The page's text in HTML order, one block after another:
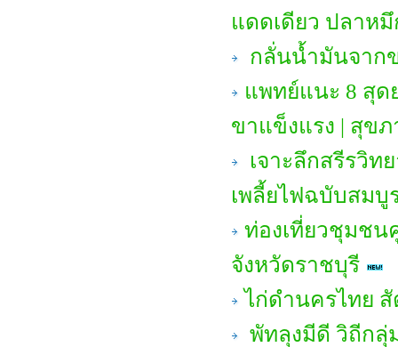
แดดเดียว ปลาหมึ
กลั่นน้ำมันจาก
แพทย์แนะ 8 สุด
ขาแข็งแรง | สุขภ
เจาะลึกสรีรวิ
เพลี้ยไฟฉบับสม
ท่องเที่ยวชุมชน
จังหวัดราชบุรี
ไก่ดำนครไทย
พัทลุงมีดี วิถีกลุ่